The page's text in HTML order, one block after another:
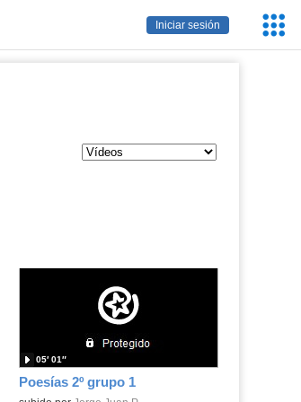
Iniciar sesión
Poesías 2º grupo 1
05′ 01″